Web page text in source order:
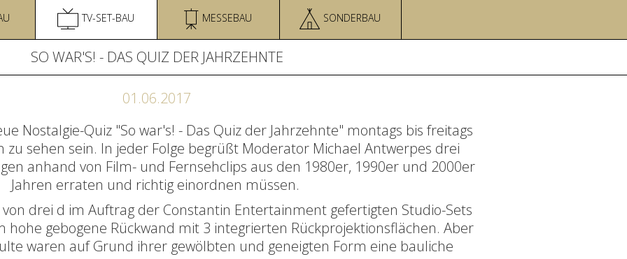
TV-SET-BAU MESSEBAU SONDERBAU
SO WAR'S! - DAS QUIZ DER JAHRZEHNTE
01.06.2017
Nostalgie-Quiz "So war's! - Das Quiz der Jahrzehnte" montags bis freitags
zu sehen sein. In jeder Folge begrüßt Moderator Michael Antwerpes drei
anhand von Film- und Fernsehclips aus den 1980er, 1990er und 2000er
Jahren erraten und richtig einordnen müssen.
drei d im Auftrag der Constantin Entertainment gefertigten Studio-Sets
hohe gebogene Rückwand mit 3 integrierten Rückprojektionsflächen. Aber
waren auf Grund ihrer gewölbten und geneigten Form eine bauliche